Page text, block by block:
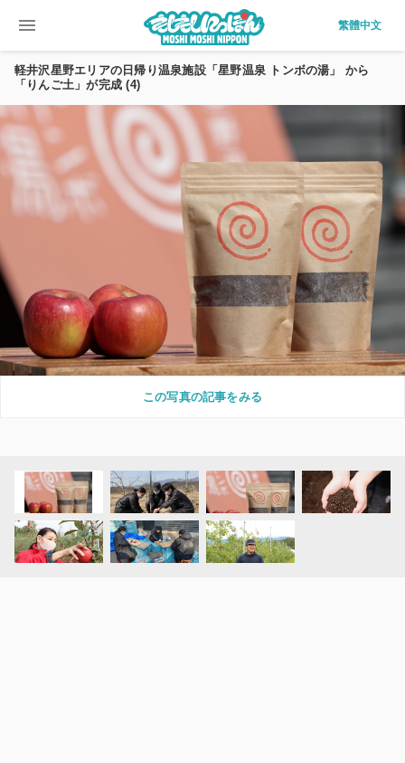
menu 繁體中文
軽井沢星野エリアの日帰り温泉施設「星野温泉 トンボの湯」 から
「りんご土」が完成 (4)
この写真の記事をみる